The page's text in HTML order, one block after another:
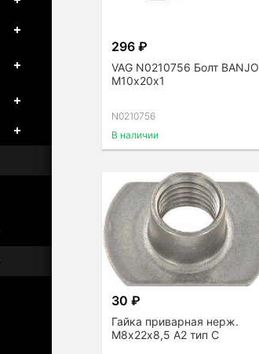
296 ₽
VAG N0210756 Болт BANJO
М10х20х1
N0210756
В наличии
30 ₽
Гайка приварная нерж.
М8х22х8,5 A2 тип С